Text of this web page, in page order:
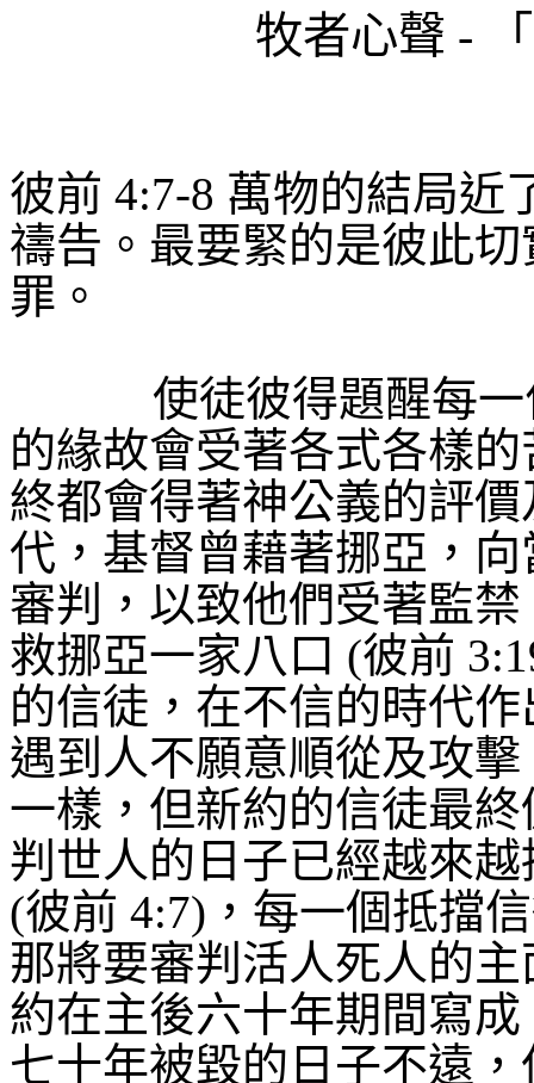
牧者心聲 -
彼前 4:7-8 萬物的結局近
禱告。最要緊的是彼此
罪。
使徒彼得題醒每
的緣故會受著各式各樣
終都會得著神公義的評
代，基督曾藉著挪亞，
審判，以致他們受著監
救挪亞一家八口 (彼前
的信徒，在不信的時代
遇到人不願意順從及攻
一樣，但新約的信徒最
判世人的日子已經越來越
(彼前 4:7) ，每一個抵擋
那將要審判活人死人的
約在主後六十年期間寫
七十年被毀的日子不遠